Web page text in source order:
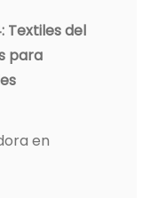
Textiles del
para
en